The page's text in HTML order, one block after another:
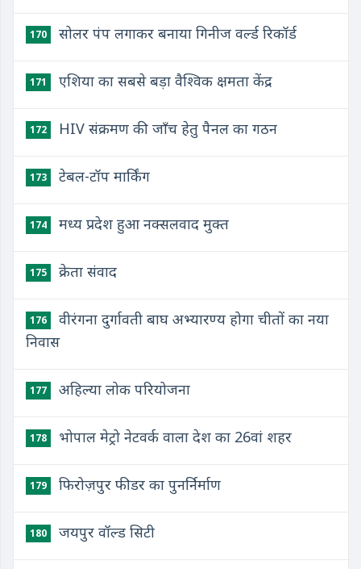
170 सोलर पंप लगाकर बनाया गिनीज वर्ल्ड रिकॉर्ड
171 एशिया का सबसे बड़ा वैश्विक क्षमता केंद्र
172 HIV संक्रमण की जाँच हेतु पैनल का गठन
173 टेबल-टॉप मार्किंग
174 मध्य प्रदेश हुआ नक्सलवाद मुक्त
175 क्रेता संवाद
176
वीरंगना दुर्गावती बाघ अभ्यारण्य होगा चीतों का नया
निवास
177 अहिल्या लोक परियोजना
178 भोपाल मेट्रो नेटवर्क वाला देश का 26वां शहर
179 फिरोज़पुर फीडर का पुनर्निर्माण
180 जयपुर वॉल्ड सिटी